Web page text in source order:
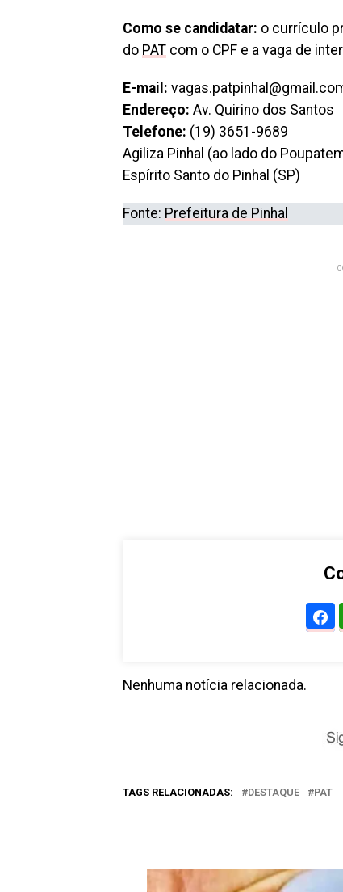
Como se candidatar: o currículo
do PAT com o CPF e a vaga de
E-mail:
Endereço: Av. Quirino dos Santos
Telefone: (19) 3651-9689
Agiliza Pinhal (ao lado do
Espírito Santo do Pinhal (SP)
Fonte: Prefeitura de Pinhal
Nenhuma notícia relacionada.
TAGS RELACIONADAS: DESTAQUE PAT